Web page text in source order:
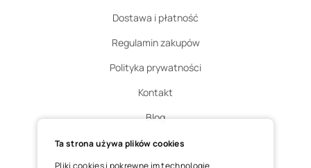
Dostawa i płatność
Regulamin zakupów
Polityka prywatności
Kontakt
Blog
Zgłoś zwrot
Ta strona używa plików cookies
Pliki cookies i pokrewne im technologie